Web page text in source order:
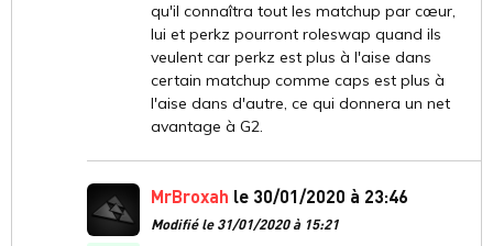
qu'il connaîtra tout les matchup par cœur,
lui et perkz pourront roleswap quand ils
veulent car perkz est plus à l'aise dans
certain matchup comme caps est plus à
l'aise dans d'autre, ce qui donnera un net
avantage à G2.
MrBroxah le 30/01/2020 à 23:46
Modifié le 31/01/2020 à 15:21